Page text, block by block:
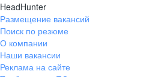
HeadHunter
Размещение вакансий
Поиск по резюме
О компании
Наши вакансии
Реклама на сайте